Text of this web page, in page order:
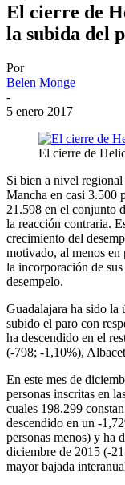
El cierre de
la subida del
Por
Belen Monge
-
5 enero 2017
El cierre de
Si bien a nivel
Mancha en casi 3.500
21.598 en el conjunto
la reacción contraria.
crecimiento del
motivado, al menos
la incorporación de
desempelo.
Guadalajara ha sido la
subido el paro con
ha descendido en el
(-798; -1,10%),
En este mes de
personas inscritas en
cuales 198.299
descendido en un -
personas menos) y ha
diciembre de 2015 (-
mayor bajada